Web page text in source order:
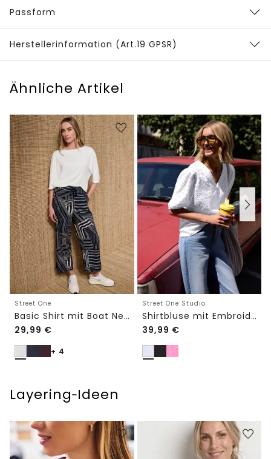
Passform
Herstellerinformation (Art.19 GPSR)
Ähnliche Artikel
Street One
Basic Shirt mit Boat Neck und Elastikbund
29,99 €
+ 4
Street One Studio
Shirtbluse mit Embroidery-Front
39,99 €
Layering‑Ideen